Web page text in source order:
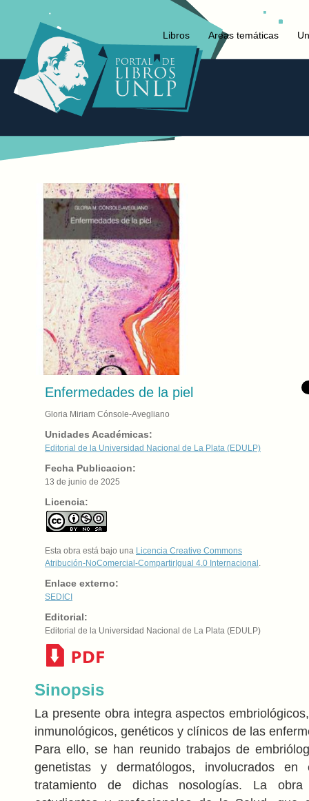
Libros Areas temáticas
Enfermedades de la piel
Gloria Miriam Cónsole-Avegliano
Unidades Académicas:
Editorial de la Universidad Nacional de La Plata (EDULP)
Fecha Publicacion:
13 de junio de 2025
Licencia:
Esta obra está bajo una Licencia Creative Commons
Atribución-NoComercial-CompartirIgual 4.0 Internacional
Enlace externo:
SEDICI
Editorial:
Editorial de la Universidad Nacional de La Plata (EDULP)
Sinopsis
La presente obra integra aspectos
inmunológicos, genéticos y clínicos de las
Para ello, se han reunido trabajos de
genetistas y dermatólogos, involucrados
tratamiento de dichas nosologías. La